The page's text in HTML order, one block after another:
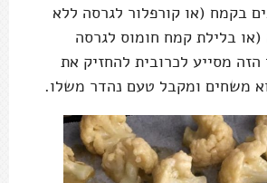
בקמח (או קורפלור לגרסה ללא
(או בלילת קמח חומוס לגרסה
הזה מסייע לכרובית להחזיק את
משחים ומקבל טעם נהדר משלו.